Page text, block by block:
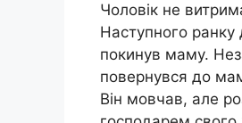
Чоловік не
Наступного ранку
покинув маму.
повернувся до
Він мовчав, але